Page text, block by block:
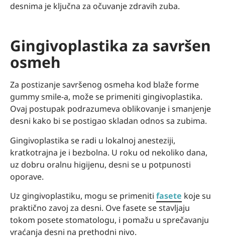
desnima je ključna za očuvanje zdravih zuba.
Gingivoplastika za savršen
osmeh
Za postizanje savršenog osmeha kod blaže forme
gummy smile-a, može se primeniti gingivoplastika.
Ovaj postupak podrazumeva oblikovanje i smanjenje
desni kako bi se postigao skladan odnos sa zubima.
Gingivoplastika se radi u lokalnoj anesteziji,
kratkotrajna je i bezbolna. U roku od nekoliko dana,
uz dobru oralnu higijenu, desni se u potpunosti
oporave.
Uz gingivoplastiku, mogu se primeniti fasete koje su
praktično zavoj za desni. Ove fasete se stavljaju
tokom posete stomatologu, i pomažu u sprečavanju
vraćanja desni na prethodni nivo.